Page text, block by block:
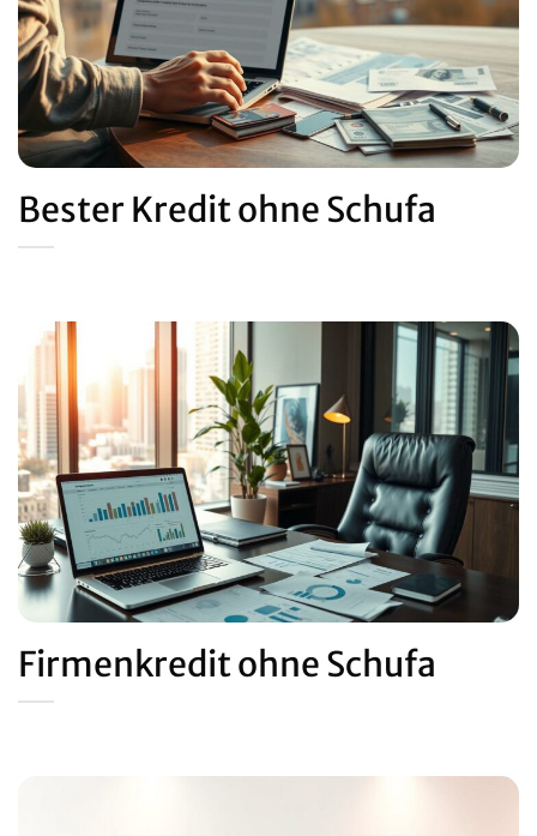
Bester Kredit ohne Schufa
Firmenkredit ohne Schufa